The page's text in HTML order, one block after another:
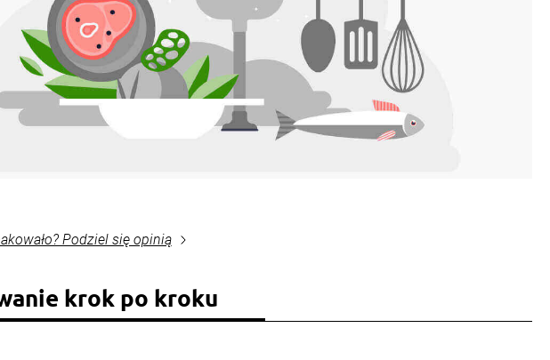
Podziel się opinią
krok po kroku